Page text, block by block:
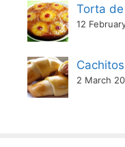
Torta
12
2 March